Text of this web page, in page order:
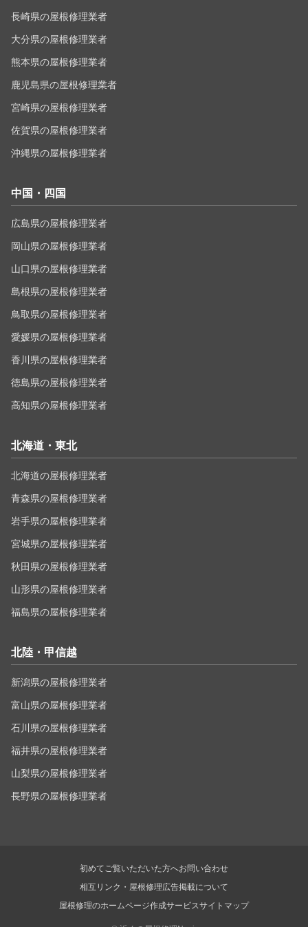
長崎県の屋根修理業者
大分県の屋根修理業者
熊本県の屋根修理業者
鹿児島県の屋根修理業者
宮崎県の屋根修理業者
佐賀県の屋根修理業者
沖縄県の屋根修理業者
中国・四国
広島県の屋根修理業者
岡山県の屋根修理業者
山口県の屋根修理業者
島根県の屋根修理業者
鳥取県の屋根修理業者
愛媛県の屋根修理業者
香川県の屋根修理業者
徳島県の屋根修理業者
高知県の屋根修理業者
北海道・東北
北海道の屋根修理業者
青森県の屋根修理業者
岩手県の屋根修理業者
宮城県の屋根修理業者
秋田県の屋根修理業者
山形県の屋根修理業者
福島県の屋根修理業者
北陸・甲信越
新潟県の屋根修理業者
富山県の屋根修理業者
石川県の屋根修理業者
福井県の屋根修理業者
山梨県の屋根修理業者
長野県の屋根修理業者
初めてご覧いただいた方へお問い合わせ
相互リンク・屋根修理広告掲載について
屋根修理のホームページ作成サービスサイトマップ